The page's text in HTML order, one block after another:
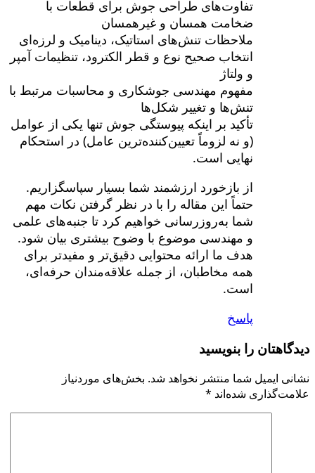
تفاوت‌های طراحی جوش برای قطعات با
ضخامت همسان و غیرهمسان
ملاحظات تنش‌های استاتیک، دینامیک و لرزه‌ای
انتخاب صحیح نوع و قطر الکترود، تنظیمات آمپر
و ولتاژ
مفهوم مهندسی جوشکاری و محاسبات مرتبط با
تنش‌ها و تغییر شکل‌ها
تأکید بر اینکه پیوستگی جوش تنها یکی از عوامل
(و نه لزوماً تعیین‌کننده‌ترین عامل) در استحکام
نهایی است.
از بازخورد ارزشمند شما بسیار سپاسگزاریم.
حتماً این مقاله را با در نظر گرفتن نکات مهم
شما به‌روزرسانی خواهیم کرد تا جنبه‌های علمی
و مهندسی موضوع با وضوح بیشتری بیان شود.
هدف ما ارائه محتوایی دقیق‌تر و مفیدتر برای
همه مخاطبان، از جمله علاقه‌مندان حرفه‌ای،
است.
پاسخ
دیدگاهتان را بنویسید
نشانی ایمیل شما منتشر نخواهد شد. بخش‌های موردنیاز
علامت‌گذاری شده‌اند *